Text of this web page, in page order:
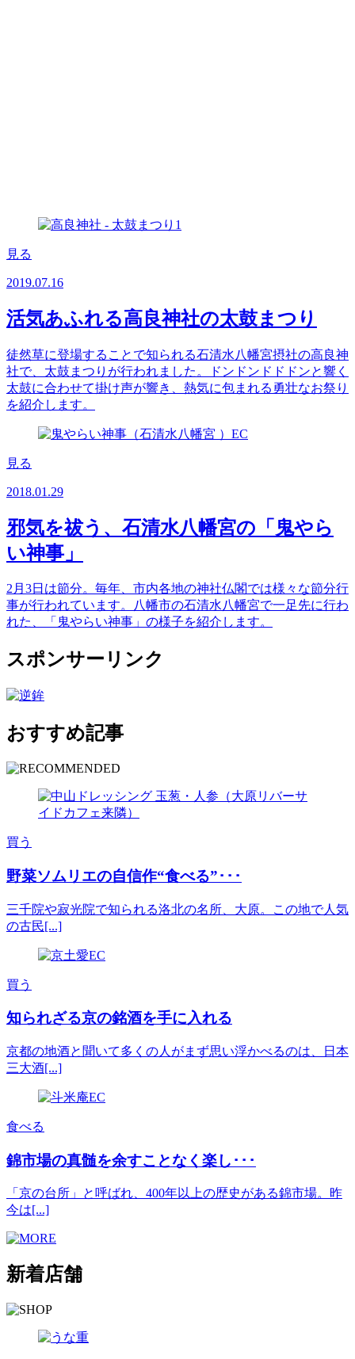
見る
2019.07.16
活気あふれる高良神社の太鼓まつり
徒然草に登場することで知られる石清水八幡宮摂社の高良神
社で、太鼓まつりが行われました。ドンドンドドドンと響く
太鼓に合わせて掛け声が響き、熱気に包まれる勇壮なお祭り
を紹介します。
見る
2018.01.29
邪気を祓う、石清水八幡宮の「鬼やら
い神事」
2月3日は節分。毎年、市内各地の神社仏閣では様々な節分行
事が行われています。八幡市の石清水八幡宮で一足先に行わ
れた、「鬼やらい神事」の様子を紹介します。
スポンサーリンク
おすすめ記事
買う
野菜ソムリエの自信作“食べる”･･･
三千院や寂光院で知られる洛北の名所、大原。この地で人気
の古民[...]
買う
知られざる京の銘酒を手に入れる
京都の地酒と聞いて多くの人がまず思い浮かべるのは、日本
三大酒[...]
食べる
錦市場の真髄を余すことなく楽し･･･
「京の台所」と呼ばれ、400年以上の歴史がある錦市場。昨
今は[...]
新着店舗